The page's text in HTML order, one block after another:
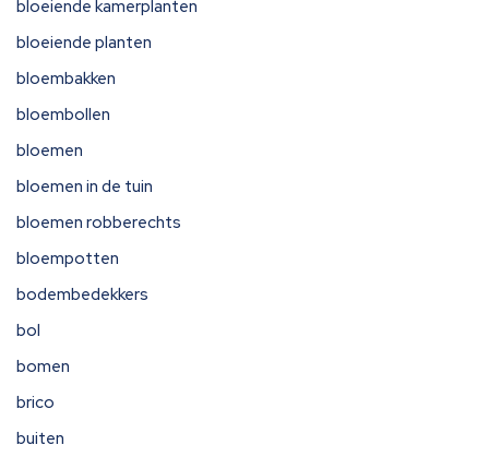
bloeiende kamerplanten
bloeiende planten
bloembakken
bloembollen
bloemen
bloemen in de tuin
bloemen robberechts
bloempotten
bodembedekkers
bol
bomen
brico
buiten